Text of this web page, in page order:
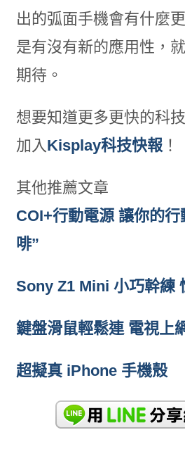
出的弧面手機會有什麼
是有沒有新的應用性，
期待。
想要知道更多更快的科
加入 Kisplay科技快報！
其他推薦文章
COI+行動電源 讓你的行
啡”
Sony Z1 Mini 小巧幹練
鍵盤滑鼠輕鬆連 電視上
超擬真 iPhone 手機殼